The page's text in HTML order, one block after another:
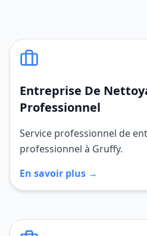
Entreprise De
Professionnel
Service professionnel de
professionnel à Gruffy.
En savoir plus →